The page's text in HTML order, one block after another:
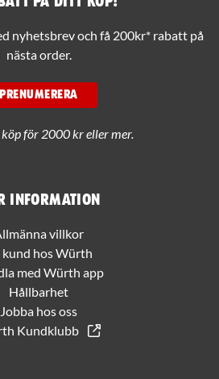
information
villkor
kund hos Würth
med Würth app
Hållbarhet
Jobba hos oss
Kundklubb
nyhetsbrev och få 200kr* rabatt på
nästa order.
PRENUMERERA
för 2000 kr eller mer.